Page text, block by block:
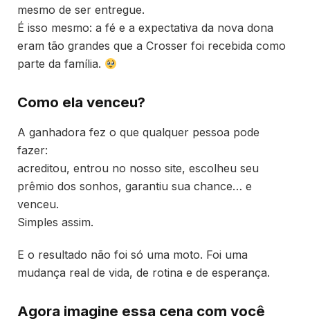
mesmo de ser entregue.
É isso mesmo: a fé e a expectativa da nova dona
eram tão grandes que a Crosser foi recebida como
parte da família.
Como ela venceu?
A ganhadora fez o que qualquer pessoa pode
fazer:
acreditou, entrou no nosso site, escolheu seu
prêmio dos sonhos, garantiu sua chance… e
venceu.
Simples assim.
E o resultado não foi só uma moto. Foi uma
mudança real de vida, de rotina e de esperança.
Agora imagine essa cena com você